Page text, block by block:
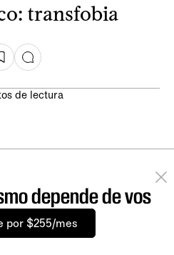
transfobia
de lectura
depende de vos
por $255/mes